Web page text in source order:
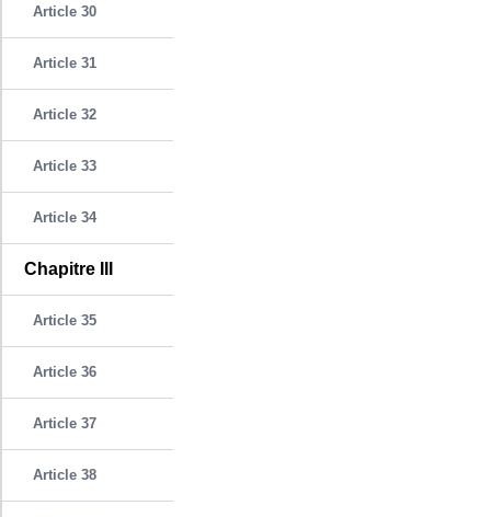
Article 30
Article 31
Article 32
Article 33
Article 34
Chapitre III
Article 35
Article 36
Article 37
Article 38